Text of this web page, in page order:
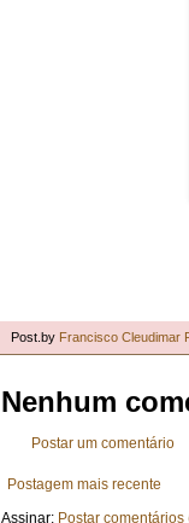
Post.by Francisco Cleudimar
Nenhum
Postar um comentário
Postagem mais recente
Assinar: Postar comentários